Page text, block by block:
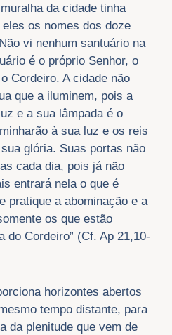
da cidade tinha
os nomes dos doze
vi nenhum santuário na
é o próprio Senhor, o
Cordeiro. A cidade não
que a iluminem, pois a
e a sua lâmpada é o
à sua luz e os reis
glória. Suas portas não
cada dia, pois já não
entrará nela o que é
pratique a abominação e a
os que estão
do Cordeiro” (Cf. Ap 21,10-
horizontes abertos
tempo distante, para
da plenitude que vem de